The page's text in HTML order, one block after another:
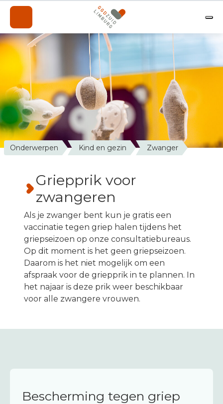
Professionals
Over de GGD
A-Z
Contact
Nieuws
Werken bij de GGD
Melding maken
Onderwerpen Kind en gezin Zwanger
Griepprik voor
zwangeren
Als je zwanger bent kun je gratis een
vaccinatie tegen griep halen tijdens het
griepseizoen op onze consultatiebureaus.
Op dit moment is het geen griepseizoen.
Daarom is het niet mogelijk om een
afspraak voor de griepprik in te plannen. In
het najaar is deze prik weer beschikbaar
voor alle zwangere vrouwen.
Bescherming tegen griep